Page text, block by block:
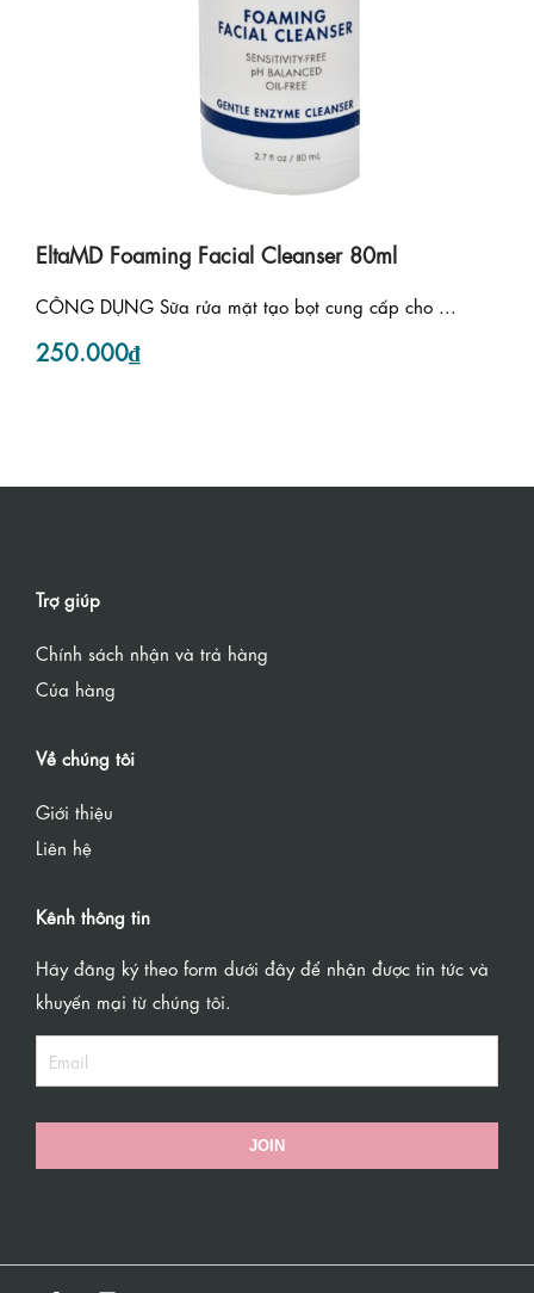
EltaMD Foaming Facial Cleanser 80ml
CÔNG DỤNG Sữa rửa mặt tạo bọt cung cấp cho ...
250.000₫
Trợ giúp
Chính sách nhận và trả hàng
Của hàng
Về chúng tôi
Giới thiệu
Liên hệ
Kênh thông tin
Hãy đăng ký theo form dưới đây để nhận được tin tức và
khuyến mại từ chúng tôi.
JOIN